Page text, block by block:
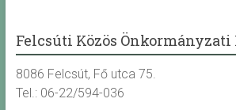
Felcsúti Közös
8086 Felcsút, Fő utca 75.
Tel.: 06-22/594-036